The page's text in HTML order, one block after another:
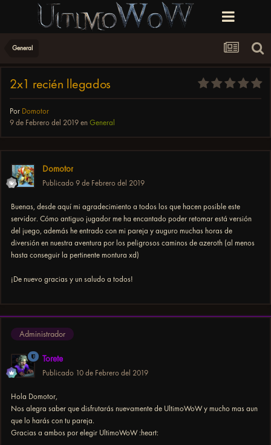
General
2x1 recién llegados
Por Domotor
9 de Febrero del 2019 en General
Domotor
Publicado 9 de Febrero del 2019
Buenas, desde aquí mi agradecimiento a todos los que hacen posible este
servidor. Cómo antiguo jugador me ha encantado poder retomar está versión
del juego, además he entrado con mi pareja y auguro muchas horas de
diversión en nuestra aventura por los peligrosos caminos de azeroth (al menos
hasta conseguir la pertinente montura xd)
¡De nuevo gracias y un saludo a todos!
Administrador
Torete
Publicado 10 de Febrero del 2019
Hola Domotor,
Nos alegra saber que disfrutarás nuevamente de UltimoWoW y mucho mas aun
que lo harás con tu pareja.
Gracias a ambos por elegir UltimoWoW :heart: